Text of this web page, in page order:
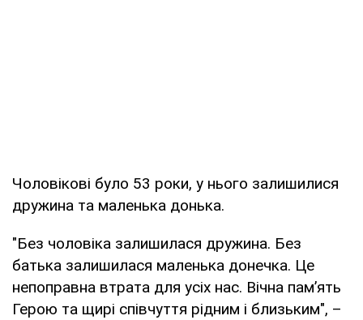
Чоловікові було 53 роки, у нього залишилися
дружина та маленька донька.
"Без чоловіка залишилася дружина. Без
батька залишилася маленька донечка. Це
непоправна втрата для усіх нас. Вічна пам’ять
Герою та щирі співчуття рідним і близьким", –